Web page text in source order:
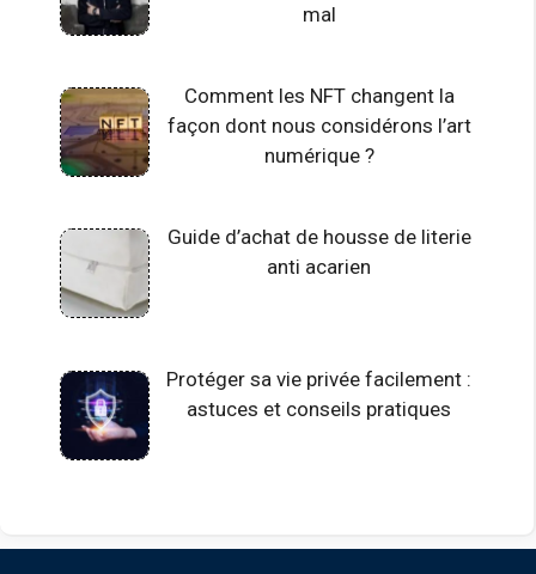
mal
Comment les NFT changent la
façon dont nous considérons l’art
numérique ?
Guide d’achat de housse de literie
anti acarien
Protéger sa vie privée facilement :
astuces et conseils pratiques